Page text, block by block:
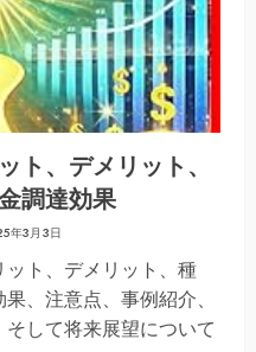
ト、デメリット、
調達効果
年3月3日
ト、デメリット、種
、注意点、事例紹介、
して将来展望について